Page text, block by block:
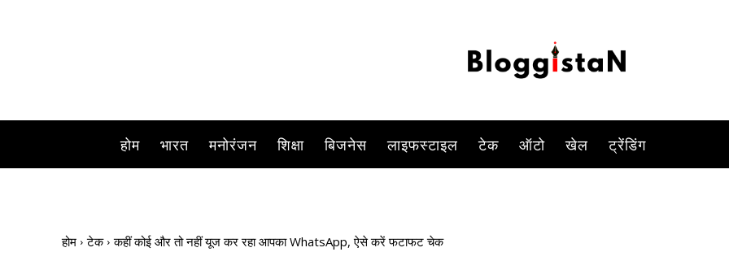
होम भारत मनोरंजन शिक्षा बिजनेस लाइफस्टाइल टेक ऑटो खेल ट्रेंडिंग
होम टेक कहीं कोई और तो नहीं यूज कर रहा आपका WhatsApp, ऐसे करें फटाफट चेक